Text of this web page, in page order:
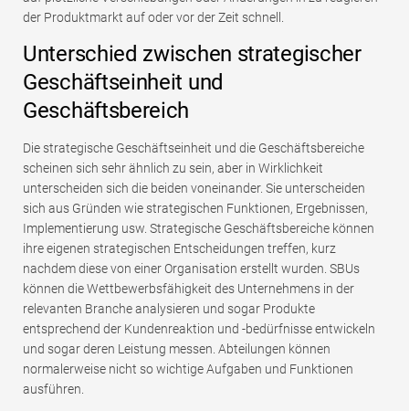
der Produktmarkt auf oder vor der Zeit schnell.
Unterschied zwischen strategischer
Geschäftseinheit und
Geschäftsbereich
Die strategische Geschäftseinheit und die Geschäftsbereiche
scheinen sich sehr ähnlich zu sein, aber in Wirklichkeit
unterscheiden sich die beiden voneinander. Sie unterscheiden
sich aus Gründen wie strategischen Funktionen, Ergebnissen,
Implementierung usw. Strategische Geschäftsbereiche können
ihre eigenen strategischen Entscheidungen treffen, kurz
nachdem diese von einer Organisation erstellt wurden. SBUs
können die Wettbewerbsfähigkeit des Unternehmens in der
relevanten Branche analysieren und sogar Produkte
entsprechend der Kundenreaktion und -bedürfnisse entwickeln
und sogar deren Leistung messen. Abteilungen können
normalerweise nicht so wichtige Aufgaben und Funktionen
ausführen.